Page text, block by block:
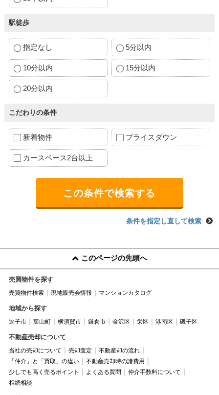
駅徒歩
指定なし 5分以内
10分以内 15分以内
20分以内
こだわりの条件
新着物件 プライスダウン
カースペース2台以上
条件を指定し直して検索
このページの先頭へ
売買物件を探す
売買物件検索 現地販売会情報 マンションカタログ
地域から探す
逗子市 葉山町 横須賀市 鎌倉市 金沢区 栄区 港南区 磯子区
不動産売却について
当社の売却について 売却査定
不動産却の流れ
「仲介」と「買取」の違い
不動産売却時の諸費用
少しでも高く売るポイント
よくある質問
仲介手数料について
相続相談